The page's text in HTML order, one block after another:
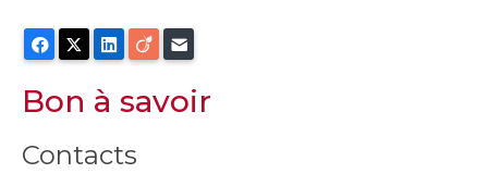
Facebook LinkedIn
Viadeo
Bon à savoir
Contacts